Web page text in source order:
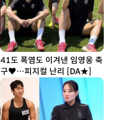
41도 폭염도 이겨낸 임영웅 축
구♥…피지컬 난리 [DA★]